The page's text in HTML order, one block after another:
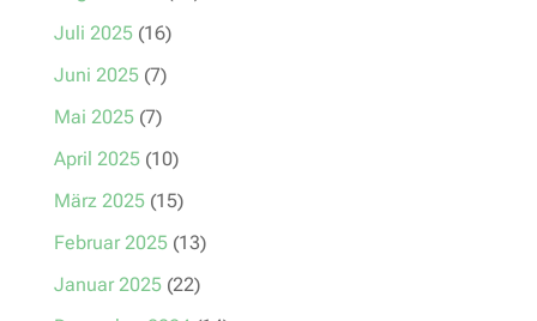
Juli 2025(16)
Juni 2025(7)
Mai 2025(7)
April 2025(10)
März 2025(15)
Februar 2025(13)
Januar 2025(22)